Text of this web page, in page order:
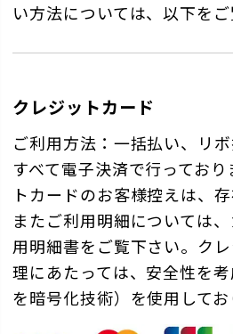
い方法については、以下をご
クレジットカード
ご利用方法：一括払い、リ
すべて電子決済で行ってお
トカードのお客様控えは、存
またご利用明細については
用明細書をご覧下さい。ク
理にあたっては、安全性を
を暗号化技術）を使用してお